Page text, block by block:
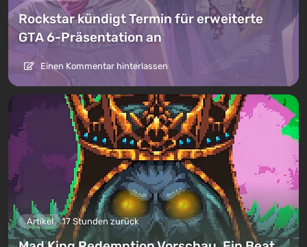
Rockstar kündigt Termin für erweiterte
GTA 6-Präsentation an
Einen Kommentar hinterlassen
Artikel 17 Stunden zurück